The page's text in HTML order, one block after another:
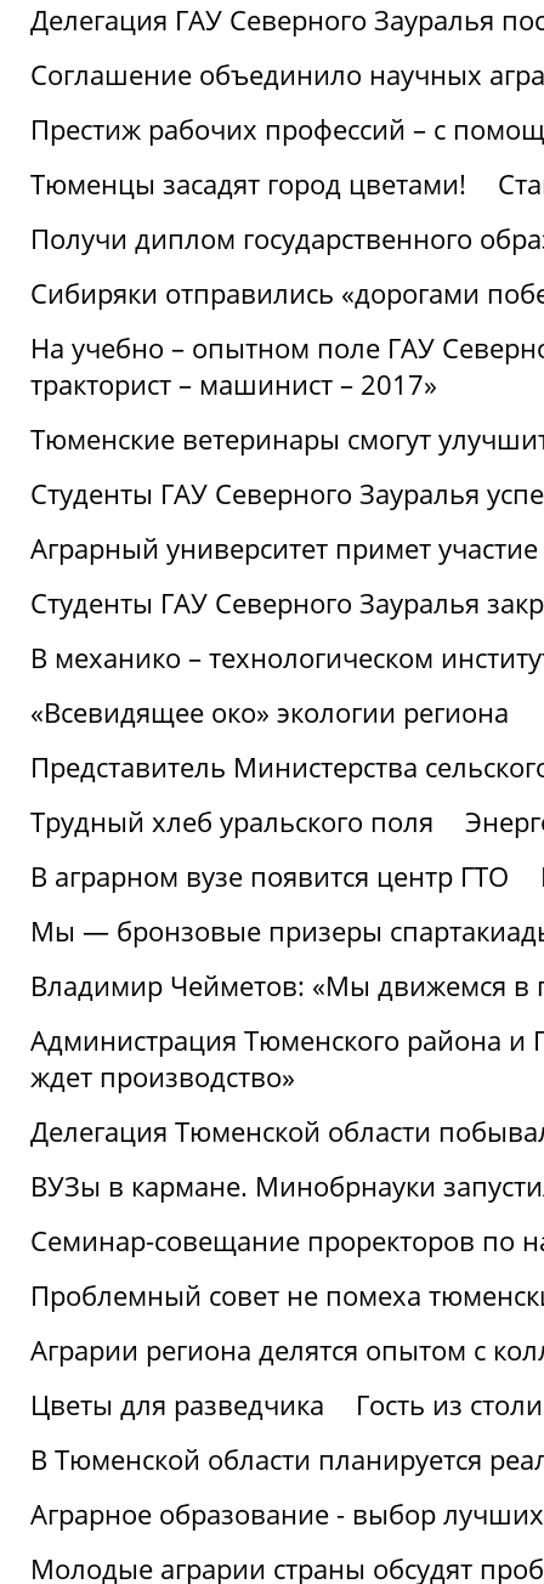
Делегация ГАУ Северного Зауралья
Соглашение объединило научных
Престиж рабочих профессий – с
Тюменцы засадят город цветами!
Получи диплом государственного
Сибиряки отправились «дорогами
На учебно – опытном поле ГАУ
тракторист – машинист – 2017»
Тюменские ветеринары смогут
Студенты ГАУ Северного Зауралья
Аграрный университет примет
Студенты ГАУ Северного Зауралья
В механико – технологическом
«Всевидящее око» экологии региона
Представитель Министерства
Трудный хлеб уральского поля
В аграрном вузе появится центр ГТО
Мы — бронзовые призеры
Владимир Чейметов: «Мы движемся в
Администрация Тюменского района и
ждет производство»
Делегация Тюменской области
ВУЗы в кармане. Минобрнауки
Семинар-совещание проректоров по
Проблемный совет не помеха
Аграрии региона делятся опытом с
Цветы для разведчика
Гость из
В Тюменской области планируется
Аграрное образование - выбор лучших
Молодые аграрии страны обсудят